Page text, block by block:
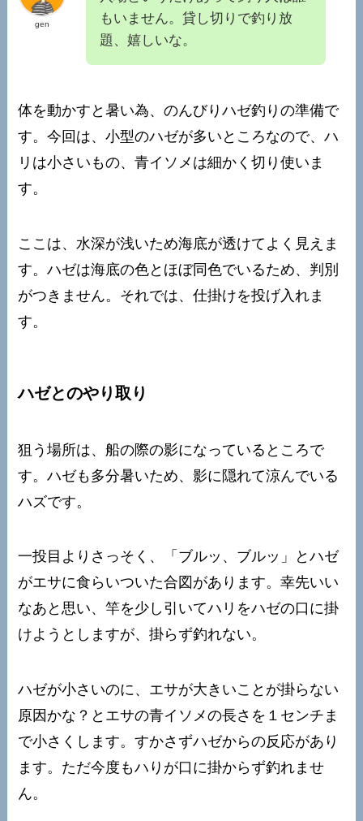
gen
もいません。貸し切りで釣り放
題、嬉しいな。
体を動かすと暑い為、のんびりハゼ釣りの準備で
す。今回は、小型のハゼが多いところなので、ハ
リは小さいもの、青イソメは細かく切り使いま
す。
ここは、水深が浅いため海底が透けてよく見えま
す。ハゼは海底の色とほぼ同色でいるため、判別
がつきません。それでは、仕掛けを投げ入れま
す。
ハゼとのやり取り
狙う場所は、船の際の影になっているところで
す。ハゼも多分暑いため、影に隠れて涼んでいる
ハズです。
一投目よりさっそく、「ブルッ、ブルッ」とハゼ
がエサに食らいついた合図があります。幸先いい
なあと思い、竿を少し引いてハリをハゼの口に掛
けようとしますが、掛らず釣れない。
ハゼが小さいのに、エサが大きいことが掛らない
原因かな？とエサの青イソメの長さを１センチま
で小さくします。すかさずハゼからの反応があり
ます。ただ今度もハりが口に掛からず釣れませ
ん。